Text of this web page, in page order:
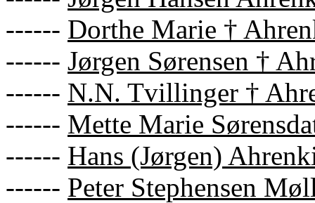
------ Dorthe Marie †
------ Jørgen Sørensen †
------ N.N. Tvillinger †
------ Mette Marie
------ Hans (Jørgen)
------ Peter Stephensen